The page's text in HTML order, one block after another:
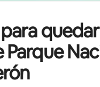
Parque